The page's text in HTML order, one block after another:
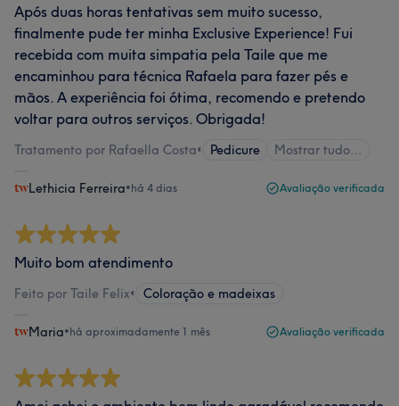
Após duas horas tentativas sem muito sucesso,
finalmente pude ter minha Exclusive Experience! Fui
recebida com muita simpatia pela Taile que me
encaminhou para técnica Rafaela para fazer pés e
mãos. A experiência foi ótima, recomendo e pretendo
voltar para outros serviços. Obrigada!
Tratamento por Rafaella Costa• Pedicure Mostrar tudo…
Lethicia Ferreira•há 4 dias Avaliação verificada
Muito bom atendimento
Feito por Taile Felix• Coloração e madeixas
Maria•há aproximadamente 1 mês Avaliação verificada